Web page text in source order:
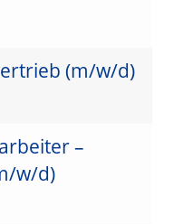
(m/w/d)
–
w/d)